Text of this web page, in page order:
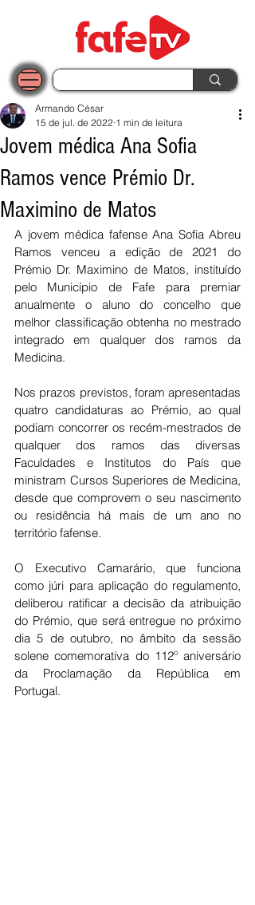
Jovem médica Ana Sofia
Ramos vence Prémio Dr.
Maximino de Matos
Armando César
15 de jul. de 2022 1 min de leitura
A jovem médica fafense Ana Sofia Abreu
Ramos venceu a edição de 2021 do
Prémio Dr. Maximino de Matos, instituído
pelo Município de Fafe para premiar
anualmente o aluno do concelho que
melhor classificação obtenha no mestrado
integrado em qualquer dos ramos da
Medicina.
Nos prazos previstos, foram apresentadas
quatro candidaturas ao Prémio, ao qual
podiam concorrer os recém-mestrados de
qualquer dos ramos das diversas
Faculdades e Institutos do País que
ministram Cursos Superiores de Medicina,
desde que comprovem o seu nascimento
ou residência há mais de um ano no
território fafense.
O Executivo Camarário, que funciona
como júri para aplicação do regulamento,
deliberou ratificar a decisão da atribuição
do Prémio, que será entregue no próximo
dia 5 de outubro, no âmbito da sessão
solene comemorativa do 112º aniversário
da Proclamação da República em
Portugal.